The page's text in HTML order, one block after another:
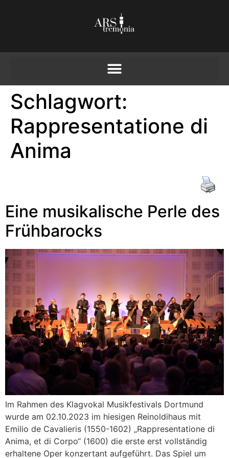
Schlagwort:
Rappresentatione di
Anima
Eine musikalische Perle des
Frühbarocks
Im Rahmen des Klagvokal Musikfestivals Dortmund
wurde am 02.10.2023 im hiesigen Reinoldihaus mit
Emilio de Cavalieris (1550-1602) „Rappresentatione di
Anima, et di Corpo“ (1600) die erste erst vollständig
erhaltene Oper konzertant aufgeführt. Das Spiel um